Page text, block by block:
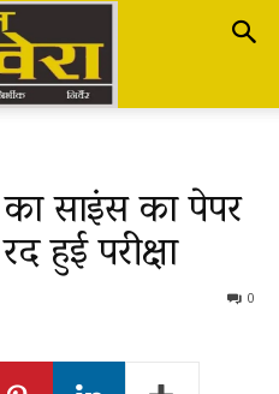
का साइंस का पेपर
हुई परीक्षा
0